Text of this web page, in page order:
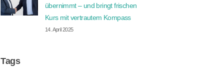
übernimmt – und bringt frischen
Kurs mit vertrautem Kompass
14. April 2025
Tags